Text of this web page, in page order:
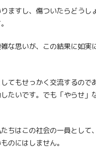
ますし、傷ついたらどうし
な思いが、この結果に如実
てもせっかく交流するので
たいです。でも「やらせ」
ちはこの社会の一員として
のにはしません。